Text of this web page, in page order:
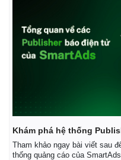
Khám phá hệ thống
Tham khảo ngay bài viết sau
thống quảng cáo của SmartAds.